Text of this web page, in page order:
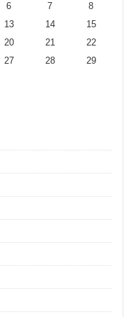
6 7
8
13 14
15
20 21
22
27 28
29